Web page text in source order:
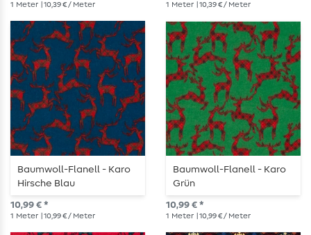
1 Meter | 10,39 € / Meter 1 Meter | 10,39 € / Meter
Baumwoll-Flanell - Karo
Hirsche Blau
10,99 € *
1 Meter | 10,99 € / Meter
Baumwoll-Flanell - Karo
Grün
10,99 € *
1 Meter | 10,99 € / Meter